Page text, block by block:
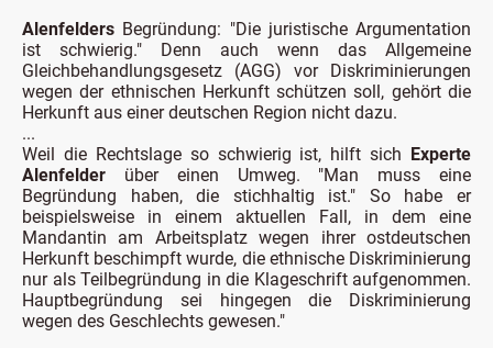
Alenfelders Begründung: "Die juristische Argumentation
ist schwierig." Denn auch wenn das Allgemeine
Gleichbehandlungsgesetz (AGG) vor Diskriminierungen
wegen der ethnischen Herkunft schützen soll, gehört die
Herkunft aus einer deutschen Region nicht dazu.
...
Weil die Rechtslage so schwierig ist, hilft sich
Experte
Alenfelder über einen Umweg. "Man muss eine
Begründung haben, die stichhaltig ist." So habe er
beispielsweise in einem aktuellen Fall, in dem eine
Mandantin am Arbeitsplatz wegen ihrer ostdeutschen
Herkunft beschimpft wurde, die ethnische Diskriminierung
nur als Teilbegründung in die Klageschrift aufgenommen.
Hauptbegründung sei hingegen die Diskriminierung
wegen des Geschlechts gewesen."